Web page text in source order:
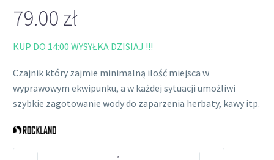
79.00 zł
KUP DO 14:00 WYSYŁKA DZISIAJ !!!
Czajnik który zajmie minimalną ilość miejsca w
wyprawowym ekwipunku, a w każdej sytuacji umożliwi
szybkie zagotowanie wody do zaparzenia herbaty, kawy itp.